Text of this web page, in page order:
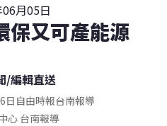
月05日
保又可產能源
/編輯直送
日自由時報台南報導
心 台南報導